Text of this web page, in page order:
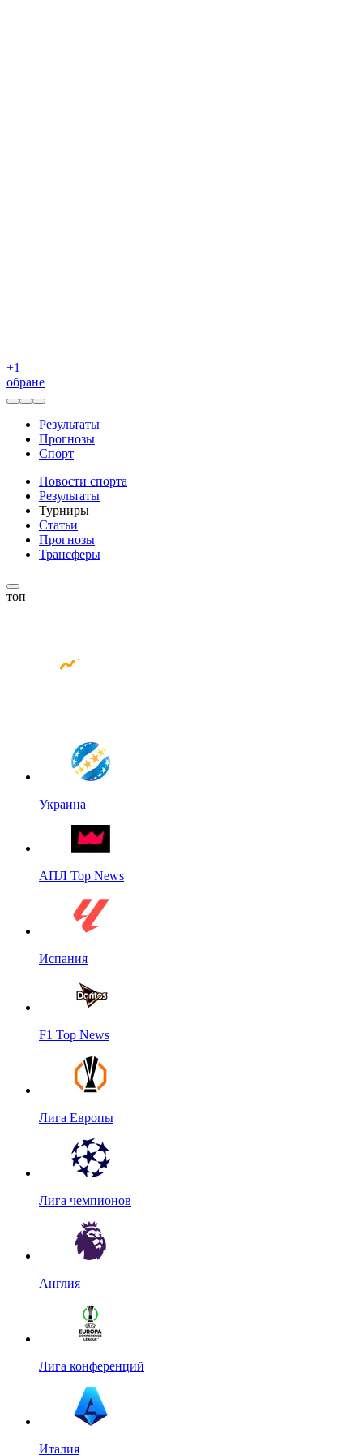
+1
обране
Результаты
Прогнозы
Спорт
Новости спорта
Результаты
Турниры
Статьи
Прогнозы
Трансферы
топ
Украина
АПЛ Top News
Испания
F1 Top News
Лига Европы
Лига чемпионов
Англия
Лига конференций
Италия